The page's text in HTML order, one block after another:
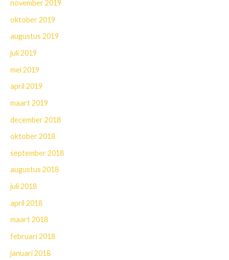
november 2019
oktober 2019
augustus 2019
juli 2019
mei 2019
april 2019
maart 2019
december 2018
oktober 2018
september 2018
augustus 2018
juli 2018
april 2018
maart 2018
februari 2018
januari 2018